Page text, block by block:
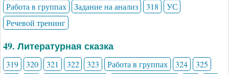
Работа в группах
Задание на анализ 318
УС
Речевой тренинг
49. Литературная сказка
319 320 321 322 323 Работа в группах 324
325